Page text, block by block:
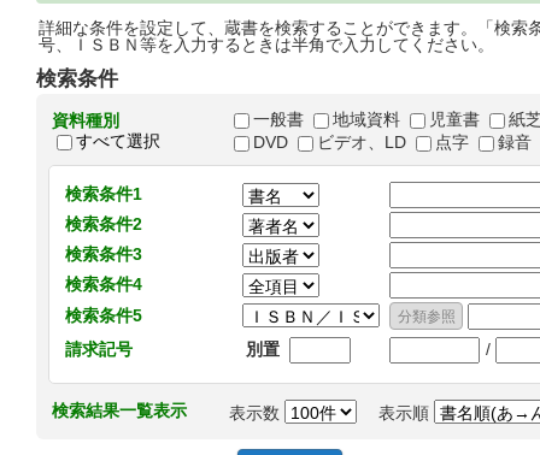
詳細な条件を設定して、蔵書を検索することができます。「検
号、ＩＳＢＮ等を入力するときは半角で入力してください。
検索条件
資料種別
すべて選択
一般書 地域資料 児童書
紙
DVD
ビデオ、LD 点字 録音
検索条件1
検索条件2
検索条件3
検索条件4
検索条件5
請求記号
別置 /
検索結果一覧表示 表示数 表示順